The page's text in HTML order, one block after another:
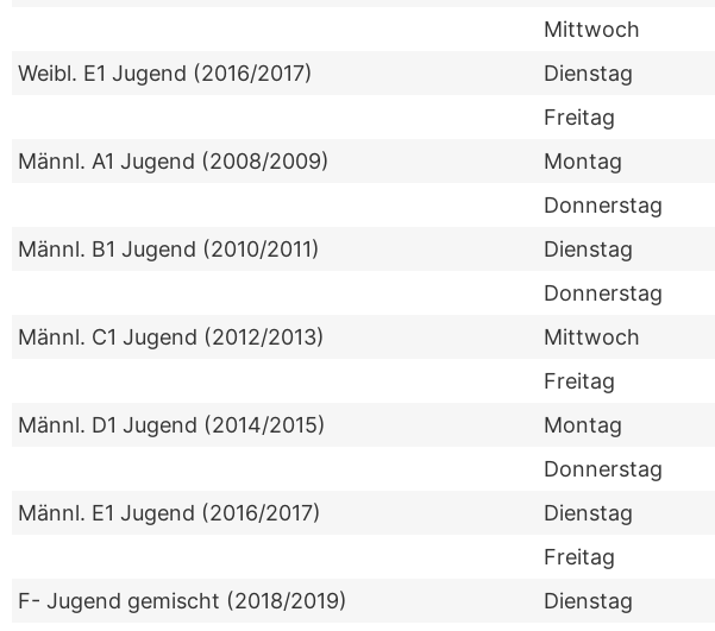
Mittwoch
Weibl. E1 Jugend (2016/2017)
Dienstag
Freitag
Männl. A1 Jugend (2008/2009)
Montag
Donnerstag
Männl. B1 Jugend (2010/2011)
Dienstag
Donnerstag
Männl. C1 Jugend (2012/2013)
Mittwoch
Freitag
Männl. D1 Jugend (2014/2015)
Montag
Donnerstag
Männl. E1 Jugend (2016/2017)
Dienstag
Freitag
F- Jugend gemischt (2018/2019)
Dienstag